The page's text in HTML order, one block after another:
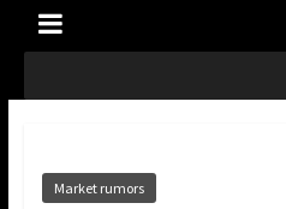
Market rumors